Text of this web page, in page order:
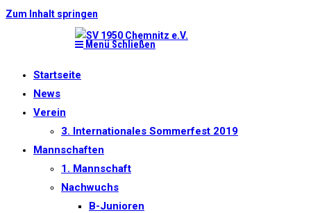
Zum Inhalt springen
Menü Schließen
Startseite
News
Verein
3. Internationales Sommerfest 2019
Mannschaften
1. Mannschaft
Nachwuchs
B-Junioren